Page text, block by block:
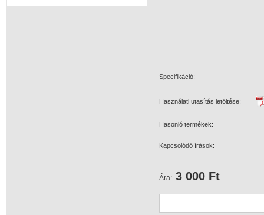
Specifikáció:
Használati utasítás letöltése:
Hasonló termékek:
Kapcsolódó írások:
Ára: 3 000 Ft